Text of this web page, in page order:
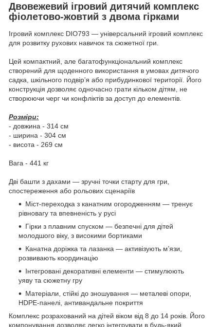
Двовежевий ігровий дитячий комплекс
фіолетово-жовтий з двома гірками
Ігровий комплекс DIO793 — універсальний ігровий комплекс
для розвитку рухових навичок та сюжетної гри.
Цей компактний, але багатофункціональний комплекс
створений для щоденного використання в умовах дитячого
садка, шкільного подвір’я або прибудинкової території. Його
конструкція дозволяє одночасно грати кільком дітям, не
створюючи черг чи конфліктів за доступ до елементів.
Розміри:
- довжина - 314 см
- ширина - 304 см
- висота - 269 см
Вага - 441 кг
Дві башти з дахами — зручні точки старту для гри,
спостереження або рольових сценаріїв
Міст-переходка з канатним огородженням — тренує
рівновагу та впевненість у русі
Гірки з плавним спуском — безпечні для дітей
молодшого віку, з високими бортиками
Канатна доріжка та лазанка — активізують м’язи,
розвивають координацію
Інтегровані декоративні елементи — стимулюють
уяву та сюжетну гру
Матеріали, стійкі до зношування — металеві опори,
HDPE-панелі, антивандальне покриття
Комплекс розрахований на дітей віком від 8 до 14 років. Його
компонування дозволяє легко інтегрувати в будь-який